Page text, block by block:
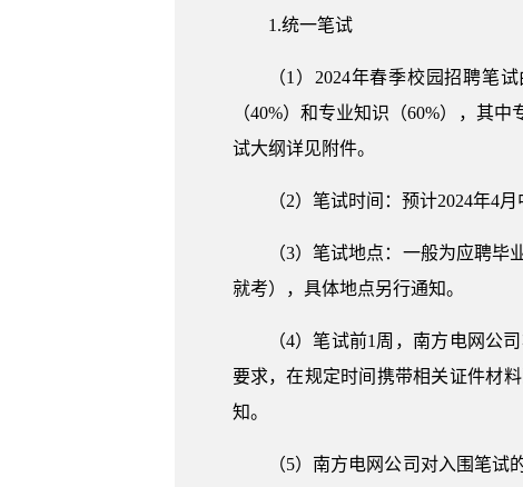
1.统一笔试
（1）2024年春季校园招聘笔
（40%）和专业知识（60%），其
试大纲详见附件。
（2）笔试时间：预计2024年4
（3）笔试地点：一般为应聘
就考），具体地点另行通知。
（4）笔试前1周，南方电网公
要求，在规定时间携带相关证件材
知。
（5）南方电网公司对入围笔